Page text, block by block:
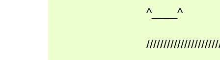
^____^